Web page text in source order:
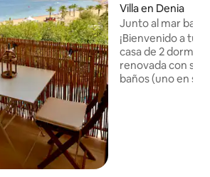
Villa en Denia
Junto al mar bajo
¡Bienvenido a tu
casa de 2
renovada con
baños (uno en